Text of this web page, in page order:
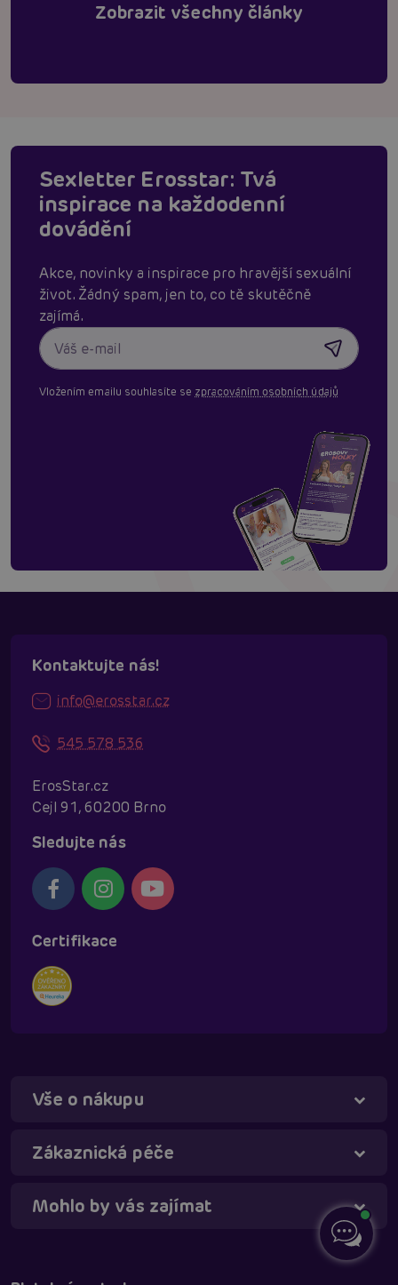
Zobrazit všechny články
Sexletter Erosstar: Tvá
inspirace na každodenní
dovádění
Akce, novinky a inspirace pro hravější sexuální
život. Žádný spam, jen to, co tě skutěčně
zajímá.
Vložením emailu souhlasíte se zpracováním osobních údajů
Kontaktujte nás!
info@erosstar.cz
545 578 536
ErosStar.cz
Cejl 91, 60200 Brno
Sledujte nás
Certifikace
Vše o nákupu
Zákaznická péče
Mohlo by vás zajímat